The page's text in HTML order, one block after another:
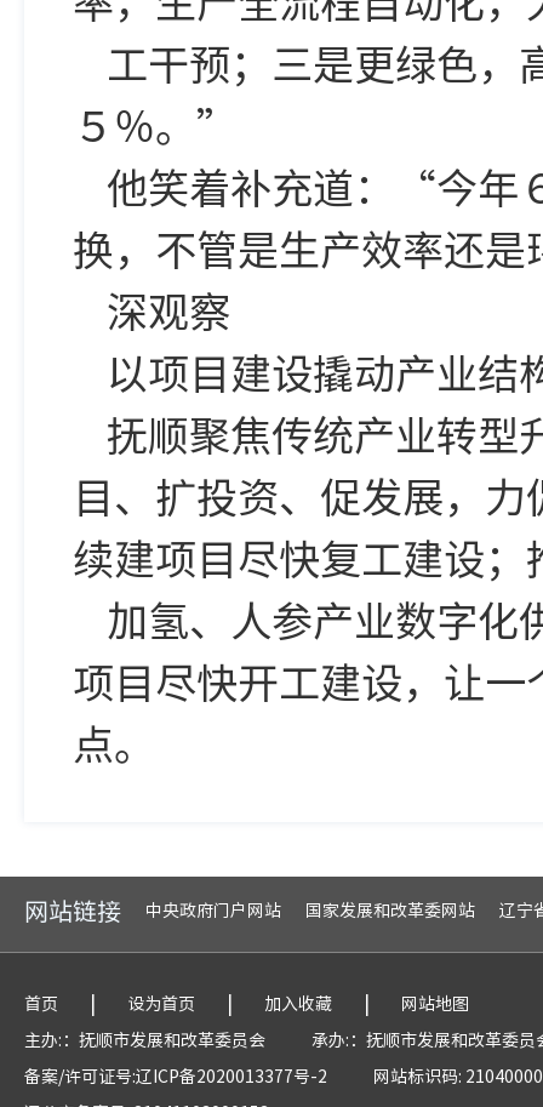
工干预；三是更绿色，
５％。”
他笑着补充道：“今年
换，不管是生产效率还
深观察
以项目建设撬动产业结
抚顺聚焦传统产业转型
目、扩投资、促发展，
续建项目尽快复工建设
加氢、人参产业数字化
项目尽快开工建设，让
点。
网站链接 中央政府门户网站 国家发展和改革委网站 辽宁
首页 | 设为首页 | 加入收藏 |
网站地图
主办:：抚顺市发展和改革委员会
承办:：抚顺市发展和改革委员
备案/许可证号:辽ICP备2020013377号-2
网站标识码: